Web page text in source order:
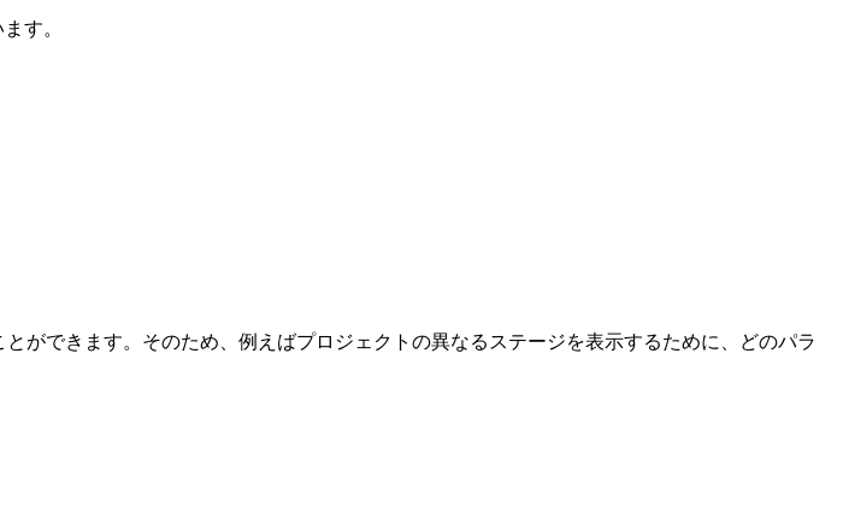
す。
ができます。そのため、例えばプロジェクトの異なるステージを表示するために、どのパラ